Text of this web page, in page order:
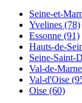
Seine-et-
Yvelines (78)
Essonne (91)
Hauts-de-
Seine-Saint-
Val-de-
Val-d'Oise
Oise (60)